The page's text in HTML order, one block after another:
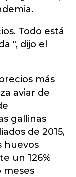
Todo está
", dijo el
más
aviar de
gallinas
de 2015,
huevos
un 126%